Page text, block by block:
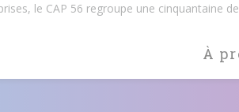
le CAP 56 regroupe une
À